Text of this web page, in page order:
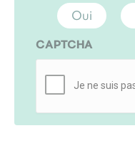
Oui
CAPTCHA